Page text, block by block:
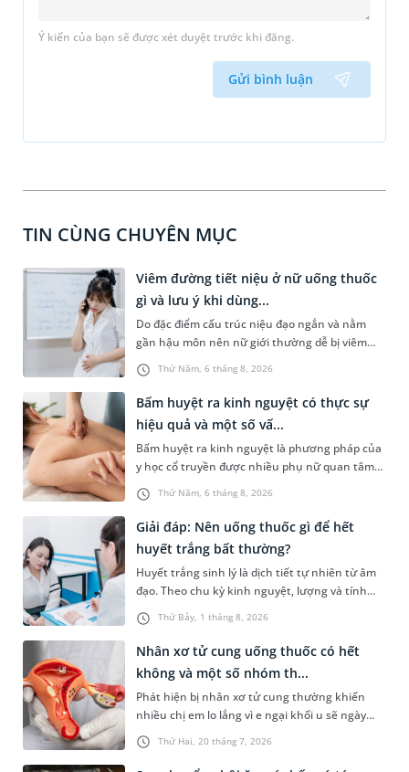
Ý kiến của bạn sẽ được xét duyệt trước khi đăng.
Gửi bình luận
TIN CÙNG CHUYÊN MỤC
Thứ Năm, 6 tháng 8, 2026
Viêm đường tiết niệu ở nữ uống thuốc
gì và lưu ý khi dùng...
Do đặc điểm cấu trúc niệu đạo ngắn và nằm
gần hậu môn nên nữ giới thường dễ bị viêm
đường tiết niệu hơn nam giới. Tùy theo nguyên
nhân, mức độ nhiễm trùng và tình trạng sức
khỏe của người bệnh, bác sĩ sẽ chỉ định các loại
thuốc phù hợp để kiểm soát bệnh hiệu quả.
Vậy viêm đường tiết niệu ở nữ uống thuốc gì và
cần lưu ý những gì trong quá trình điều trị? Hãy
cùng tìm hiểu trong bài viết dưới đây.
Thứ Năm, 6 tháng 8, 2026
Bấm huyệt ra kinh nguyệt có thực sự
hiệu quả và một số vấ...
Bấm huyệt ra kinh nguyệt là phương pháp của
y học cổ truyền được nhiều phụ nữ quan tâm
khi gặp tình trạng chậm kinh hoặc kinh nguyệt
không đều. Vậy phương pháp này có mang lại
hiệu quả như mong đợi không, thực hiện ra
sao và cần lưu ý những gì để đảm bảo an toàn?
Thứ Bảy, 1 tháng 8, 2026
Giải đáp: Nên uống thuốc gì để hết
huyết trắng bất thường?
Huyết trắng sinh lý là dịch tiết tự nhiên từ âm
đạo. Theo chu kỳ kinh nguyệt, lượng và tính
chất của dạng dịch tiết âm đạo này có thể thay
đổi. Khi mắc bệnh phụ khoa, âm đạo có thể tiết
nhiều huyết trắng bất thường kèm theo các
triệu chứng khó chịu. Tình trạng này có thể
được kiểm soát bằng một số loại thuốc. Vậy,
uống thuốc gì để hết huyết trắng và có phải cứ
ra huyết trắng thì sẽ uống thuốc hay không?
Thứ Hai, 20 tháng 7, 2026
Nhân xơ tử cung uống thuốc có hết
không và một số nhóm th...
Phát hiện bị nhân xơ tử cung thường khiến
nhiều chị em lo lắng vì e ngại khối u sẽ ngày
càng phát triển hoặc phải can thiệp phẫu
thuật. Tuy nhiên, không phải trường hợp nào